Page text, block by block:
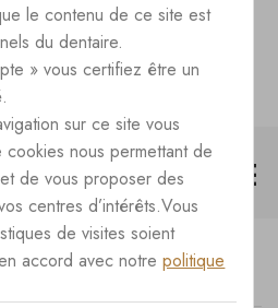
BLOG
le contenu de ce site est
du dentaire.
» vous certifiez être un
sur ce site vous
cookies nous permettant de
de vous proposer des
centres d’intérêts.Vous
de visites soient
accord avec notrepolitique